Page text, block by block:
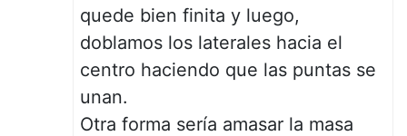
quede bien finita y luego,
doblamos los laterales hacia el
centro haciendo que las puntas se
unan.
Otra forma sería amasar la masa